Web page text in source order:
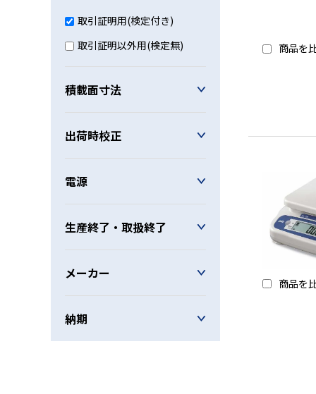
取引証明用(検定付き)
取引証明以外用(検定無)
積載面寸法
出荷時校正
電源
生産終了・取扱終了
メーカー
納期
商品を
商品を